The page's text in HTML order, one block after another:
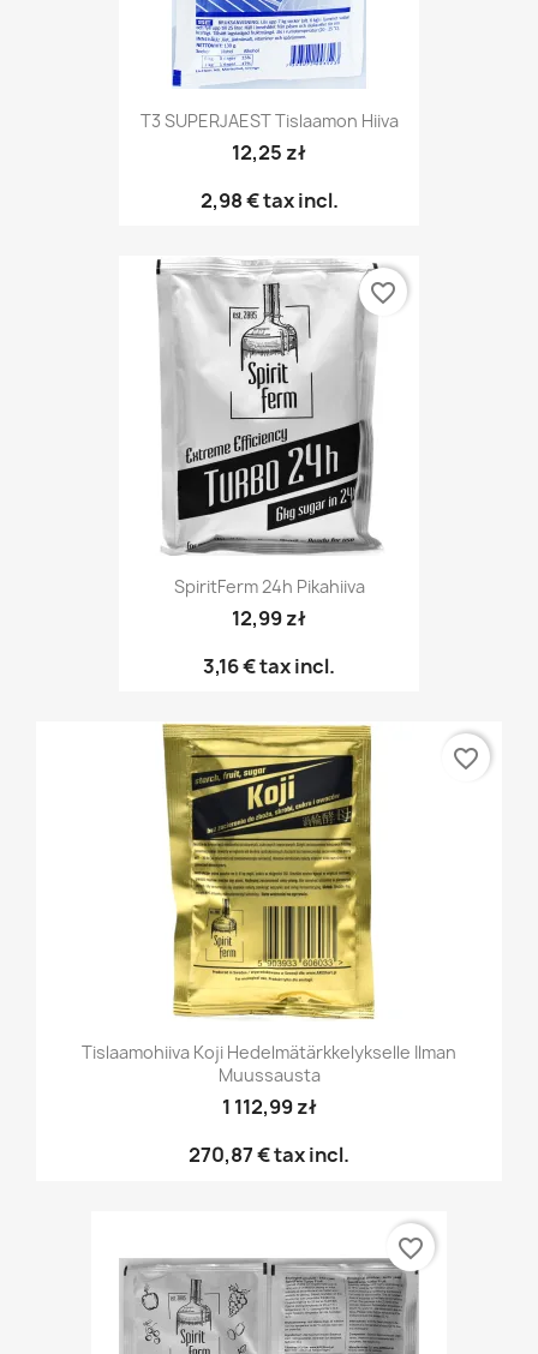
T3 SUPERJAEST Tislaamon Hiiva
12,25 zł
2,98 €tax incl.
SpiritFerm 24h Pikahiiva
12,99 zł
3,16 €tax incl.
favorite_border
Tislaamohiiva Koji Hedelmätärkkelykselle Ilman
Muussausta
1 112,99 zł
270,87 €tax incl.
favorite_border
favorite_border